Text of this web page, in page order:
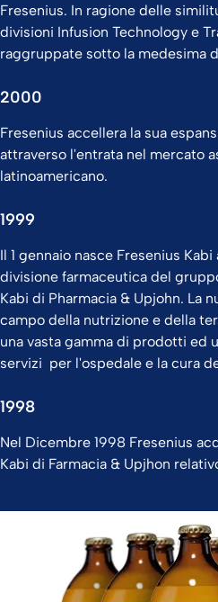
Fresenius. In ragione delle
divisioni Infusion Technology e
raggruppate sotto la medesima
2000
Fresenius accellera la sua
attraverso l'entrata nel mercato
latinoamericano.
1999
Il 1 gennaio nasce Fresenius
divisione farmaceutica del
Kabi di Pharmacia & Upjohn. La
campo della nutrizione e della
una vasta gamma di prodotti ed
servizi per l'ospedale e la cura
1998
Nel Dicembre 1998 Fresenius
Kabi di Farmacia & Upjhon